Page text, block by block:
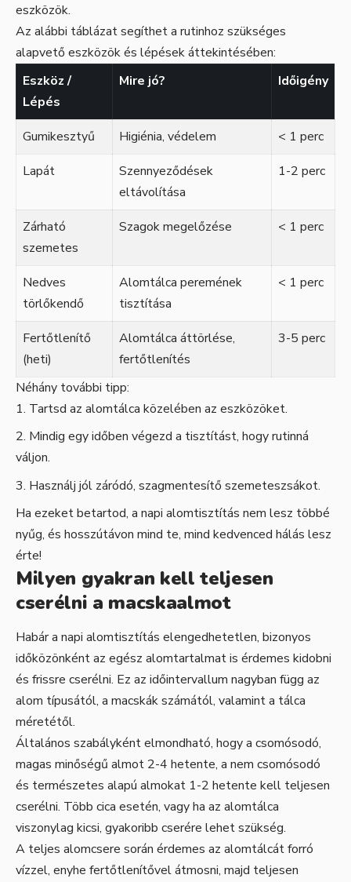
eszközök.
Az alábbi táblázat segíthet a rutinhoz szükséges
alapvető eszközök és lépések áttekintésében:
Eszköz /
Lépés
Mire jó? Időigény
Gumikesztyű Higiénia, védelem
< 1 perc
Lapát
Szennyeződések
eltávolítása
1-2 perc
Zárható
szemetes
Szagok megelőzése < 1 perc
Nedves
törlőkendő
Alomtálca peremének
tisztítása
< 1 perc
Fertőtlenítő
(heti)
Alomtálca áttörlése,
fertőtlenítés
3-5 perc
Néhány további tipp:
Tartsd az alomtálca közelében az eszközöket.
Mindig egy időben végezd a tisztítást, hogy rutinná
váljon.
Használj jól záródó, szagmentesítő szemeteszsákot.
Ha ezeket betartod, a napi alomtisztítás nem lesz többé
nyűg, és hosszútávon mind te, mind kedvenced hálás lesz
érte!
Milyen gyakran kell teljesen
cserélni a macskaalmot
Habár a napi alomtisztítás elengedhetetlen, bizonyos
időközönként az egész alomtartalmat is érdemes kidobni
és frissre cserélni. Ez az időintervallum nagyban függ az
alom típusától, a macskák számától, valamint a tálca
méretétől.
Általános szabályként elmondható, hogy a csomósodó,
magas minőségű almot 2-4 hetente, a nem csomósodó
és természetes alapú almokat 1-2 hetente kell teljesen
cserélni. Több cica esetén, vagy ha az alomtálca
viszonylag kicsi, gyakoribb cserére lehet szükség.
A teljes alomcsere során érdemes az alomtálcát forró
vízzel, enyhe fertőtlenítővel átmosni, majd teljesen